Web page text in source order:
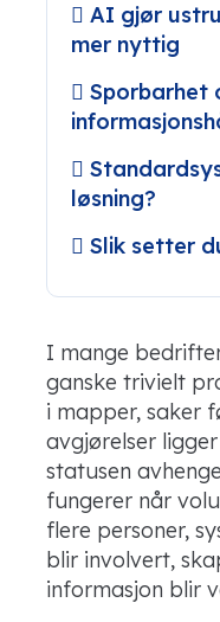
AI gjør
mer nyttig
Sporbarhet
løsning?
Slik setter
I mange
ganske trivielt
i mapper, saker
avgjørelser
statusen
fungerer når
flere personer,
blir involvert,
informasjon blir